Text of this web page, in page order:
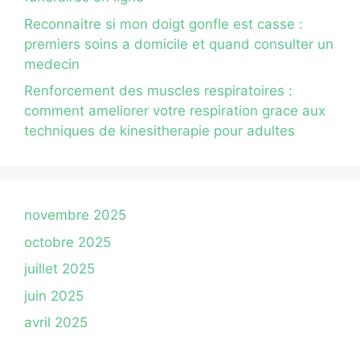
Reconnaitre si mon doigt gonfle est casse :
premiers soins a domicile et quand consulter un
medecin
Renforcement des muscles respiratoires :
comment ameliorer votre respiration grace aux
techniques de kinesitherapie pour adultes
novembre 2025
octobre 2025
juillet 2025
juin 2025
avril 2025